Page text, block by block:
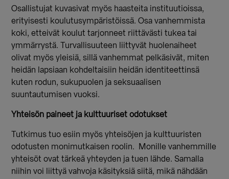
Osallistujat kuvasivat myös haasteita instituutioissa,
erityisesti koulutusympäristöissä. Osa vanhemmista
koki, etteivät koulut tarjonneet riittävästi tukea tai
ymmärrystä. Turvallisuuteen liittyvät huolenaiheet
olivat myös yleisiä, sillä vanhemmat pelkäsivät, miten
heidän lapsiaan kohdeltaisiin heidän identiteettinsä
kuten rodun, sukupuolen ja seksuaalisen
suuntautumisen vuoksi.
Yhteisön paineet ja kulttuuriset odotukset
Tutkimus tuo esiin myös yhteisöjen ja kulttuuristen
odotusten monimutkaisen roolin.
Monille vanhemmille
yhteisöt ovat tärkeä yhteyden ja tuen lähde. Samalla
niihin voi liittyä vahvoja käsityksiä siitä, mikä nähdään